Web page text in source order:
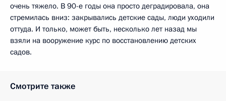
очень тяжело. В 90-е годы она просто деградировала, она
стремилась вниз: закрывались детские сады, люди уходили
оттуда. И только, может быть, несколько лет назад мы
взяли на вооружение курс по восстановлению детских
садов.
Смотрите также